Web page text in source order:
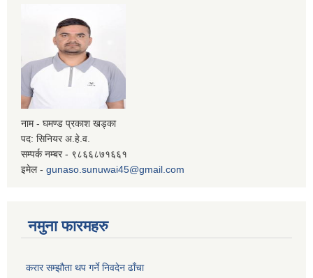
नाम - घमण्ड प्रकाश खड्का
पद: सिनियर अ.हे.व.
सम्पर्क नम्बर - ९८६६८७१६६१
इमेल - gunaso.sunuwai45@gmail.com
नमुना फारमहरु
करार सम्झौता थप गर्ने निवदेन ढाँचा